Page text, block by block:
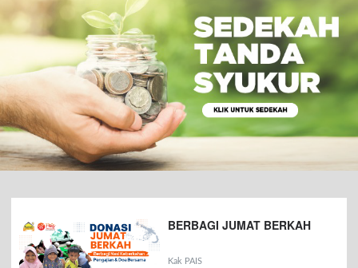
BERBAGI JUMAT BERKAH
Kak PAIS